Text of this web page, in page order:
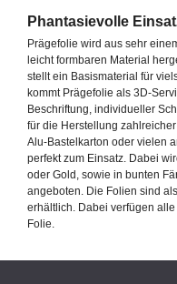
Phantasievolle
Prägefolie wird aus sehr
leicht formbaren Material
stellt ein Basismaterial für
kommt Prägefolie als 3D-
Beschriftung, individueller
für die Herstellung
Alu-Bastelkarton oder vielen
perfekt zum Einsatz. Dabei
oder Gold, sowie in bunten
angeboten. Die Folien sind
erhältlich. Dabei verfügen
Folie.